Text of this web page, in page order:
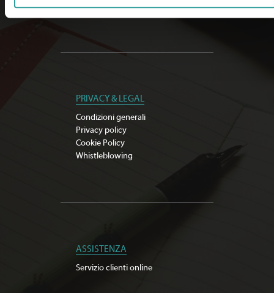
Sostenibilità
PRIVACY & LEGAL
Condizioni generali
Privacy policy
Cookie Policy
Whistleblowing
ASSISTENZA
Servizio clienti online